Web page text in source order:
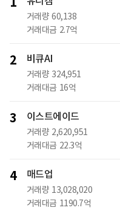
거래량 60,138
거래대금 2.7억
2 비큐AI
거래량 324,951
거래대금 16억
3 이스트에이드
거래량 2,620,951
거래대금 22.3억
4 매드업
거래량 13,028,020
거래대금 1190.7억